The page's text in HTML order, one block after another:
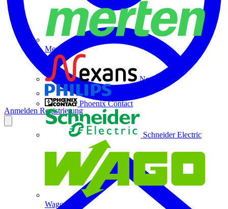
Merten
Nexans
Phoenix Contact
Schneider Electric
Wago
Anmelden Registrierung